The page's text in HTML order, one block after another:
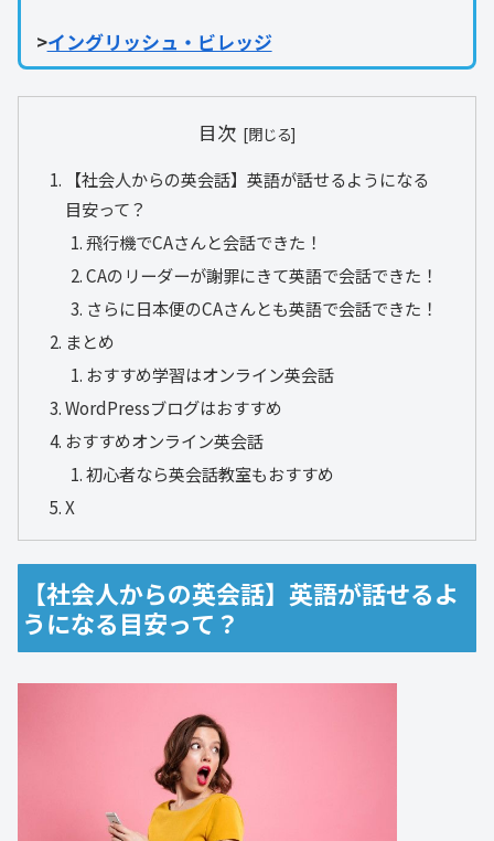
>イングリッシュ・ビレッジ
目次
【社会人からの英会話】英語が話せるようになる
目安って？
飛行機でCAさんと会話できた！
CAのリーダーが謝罪にきて英語で会話できた！
さらに日本便のCAさんとも英語で会話できた！
まとめ
おすすめ学習はオンライン英会話
WordPressブログはおすすめ
おすすめオンライン英会話
初心者なら英会話教室もおすすめ
X
【社会人からの英会話】英語が話せるよ
うになる目安って？